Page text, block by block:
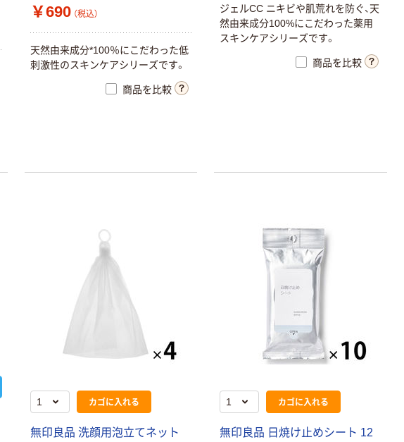
￥690 （税込）
天然由来成分*100％にこだわった低
刺激性のスキンケアシリーズです。
商品を比較
ジェルCC ニキビや肌荒れを防ぐ、天
然由来成分100%にこだわった薬用
スキンケアシリーズです。
商品を比較
カゴに入れる
無印良品 洗顔用泡立てネット
カゴに入れる
無印良品 日焼け止めシート 12